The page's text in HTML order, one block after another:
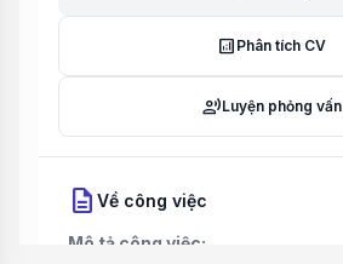
analytics Phân tích CV
record_voice_overLuyện phỏng vấn
description Về công việc
Mô tả công việc: